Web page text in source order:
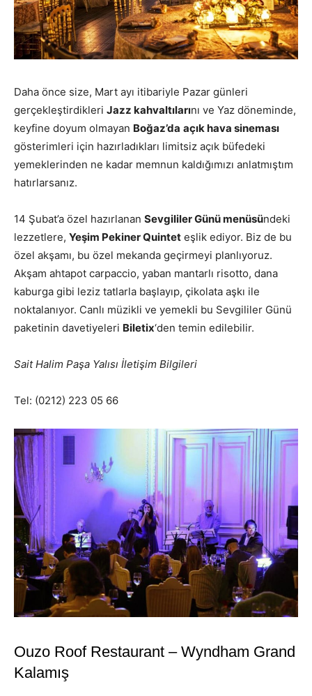
Daha önce size, Mart ayı itibariyle Pazar günleri
gerçekleştirdikleri Jazz kahvaltılarını ve Yaz döneminde,
keyfine doyum olmayan Boğaz’da açık hava sineması
gösterimleri için hazırladıkları limitsiz açık büfedeki
yemeklerinden ne kadar memnun kaldığımızı anlatmıştım
hatırlarsanız.
14 Şubat’a özel hazırlanan Sevgililer Günü menüsündeki
lezzetlere, Yeşim Pekiner Quintet eşlik ediyor. Biz de bu
özel akşamı, bu özel mekanda geçirmeyi planlıyoruz.
Akşam ahtapot carpaccio, yaban mantarlı risotto, dana
kaburga gibi leziz tatlarla başlayıp, çikolata aşkı ile
noktalanıyor. Canlı müzikli ve yemekli bu Sevgililer Günü
paketinin davetiyeleri Biletix‘den temin edilebilir.
Sait Halim Paşa Yalısı İletişim Bilgileri
Tel: (0212) 223 05 66
Ouzo Roof Restaurant – Wyndham Grand
Kalamış